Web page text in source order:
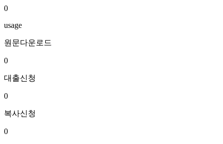
0
usage
원문다운로드
0
대출신청
0
복사신청
0